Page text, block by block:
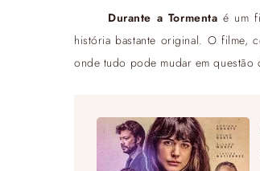
Durante a Tormenta é um
história bastante original. O filme,
onde tudo pode mudar em questão